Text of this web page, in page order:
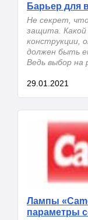
Барьер для
Не секрет,
защита.
конструкции,
должен быть
Ведь выбор на
29.01.2021
Лампы
параметры